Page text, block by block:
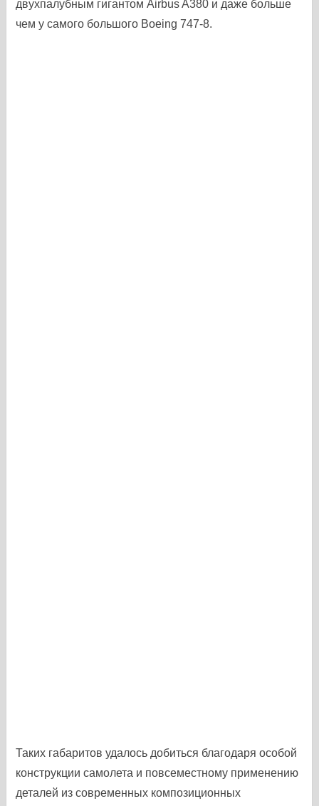
двухпалубным гигантом Airbus A380 и даже больше
чем у самого большого Boeing 747-8.
Таких габаритов удалось добиться благодаря особой
конструкции самолета и повсеместному применению
деталей из современных композиционных